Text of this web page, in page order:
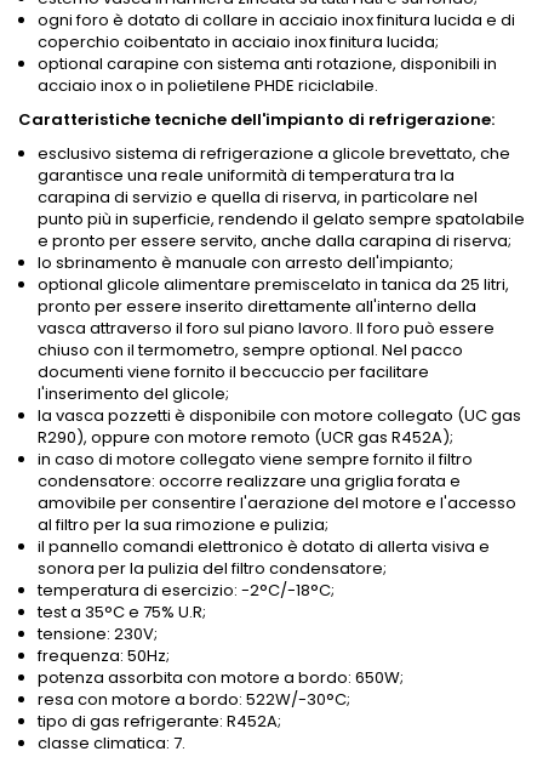
ogni foro è dotato di collare in acciaio inox finitura lucida e di
coperchio coibentato in acciaio inox finitura lucida;
optional carapine con sistema anti rotazione, disponibili in
acciaio inox o in polietilene PHDE riciclabile.
Caratteristiche tecniche dell'impianto di refrigerazione:
esclusivo sistema di refrigerazione a glicole brevettato, che
garantisce una reale uniformità di temperatura tra la
carapina di servizio e quella di riserva, in particolare nel
punto più in superficie, rendendo il gelato sempre spatolabile
e pronto per essere servito, anche dalla carapina di riserva;
lo sbrinamento è manuale con arresto dell'impianto;
optional glicole alimentare premiscelato in tanica da 25 litri,
pronto per essere inserito direttamente all'interno della
vasca attraverso il foro sul piano lavoro. Il foro può essere
chiuso con il termometro, sempre optional. Nel pacco
documenti viene fornito il beccuccio per facilitare
l'inserimento del glicole;
la vasca pozzetti è disponibile con motore collegato (UC gas
R290), oppure con motore remoto (UCR gas R452A);
in caso di motore collegato viene sempre fornito il filtro
condensatore: occorre realizzare una griglia forata e
amovibile per consentire l'aerazione del motore e l'accesso
al filtro per la sua rimozione e pulizia;
il pannello comandi elettronico è dotato di allerta visiva e
sonora per la pulizia del filtro condensatore;
temperatura di esercizio: -2°C/-18°C;
test a 35°C e 75% U.R;
tensione: 230V;
frequenza: 50Hz;
potenza assorbita con motore a bordo: 650W;
resa con motore a bordo: 522W/-30°C;
tipo di gas refrigerante: R452A;
classe climatica: 7.